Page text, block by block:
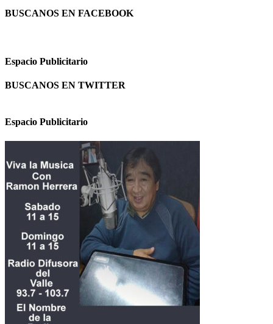
BUSCANOS EN FACEBOOK
Espacio Publicitario
BUSCANOS EN TWITTER
Espacio Publicitario